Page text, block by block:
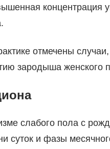
концентрация
отмечены
зародыша женского
слабого пола с
суток и фазы